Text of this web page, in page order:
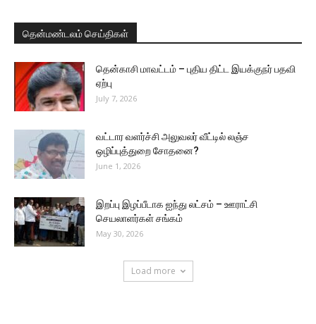
தென்மண்டலம் செய்திகள்
தென்காசி மாவட்டம் – புதிய திட்ட இயக்குநர் பதவி
ஏற்பு
July 7, 2026
வட்டார வளர்ச்சி அலுவலர் வீட்டில் லஞ்ச
ஒழிப்புத்துறை சோதனை?
June 1, 2026
இறப்பு இழப்பீடாக ஐந்து லட்சம் – ஊராட்சி
செயலாளர்கள் சங்கம்
May 30, 2026
Load more